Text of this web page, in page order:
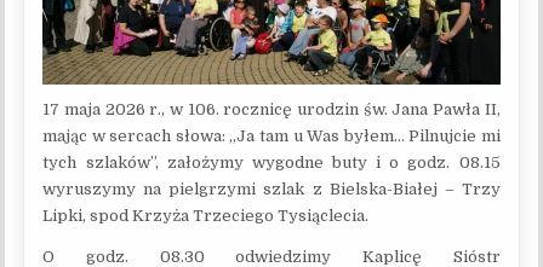
17 maja 2026 r., w 106. rocznicę urodzin św. Jana Pawła II,
mając w sercach słowa: „Ja tam u Was byłem… Pilnujcie mi
tych szlaków”, założymy wygodne buty i o godz. 08.15
wyruszymy na pielgrzymi szlak z Bielska-Białej – Trzy
Lipki, spod Krzyża Trzeciego Tysiąclecia.
O godz. 08.30 odwiedzimy Kaplicę Sióstr